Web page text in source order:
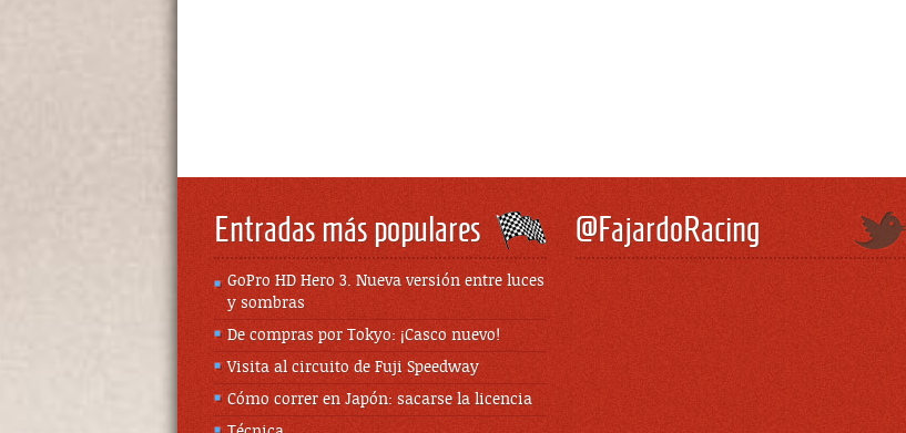
Entradas más populares
GoPro HD Hero 3. Nueva versión entre luces
y sombras
De compras por Tokyo: ¡Casco nuevo!
Visita al circuito de Fuji Speedway
Cómo correr en Japón: sacarse la licencia
@FajardoRacing